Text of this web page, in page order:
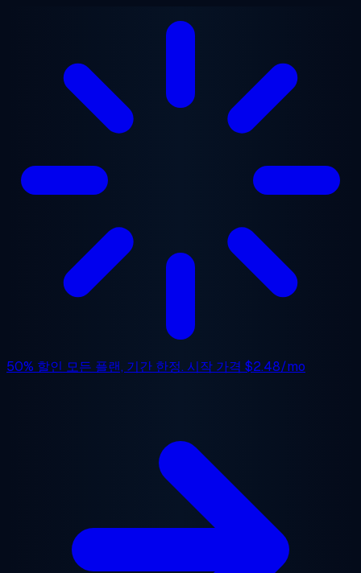
50% 할인 모든 플랜, 기간 한정. 시작 가격 $2.48/mo